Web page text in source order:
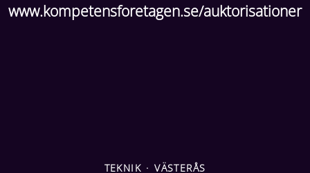
www.kompetensforetagen.se/auktorisationer
TEKNIK · VÄSTERÅS